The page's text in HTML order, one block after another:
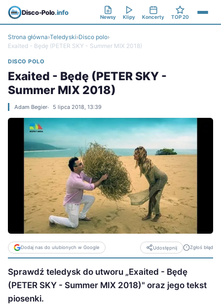
Disco-Polo.info
Newsy Klipy Koncerty TOP 20
Strona główna›Teledyski›Disco polo›
Exaited - Będę (PETER SKY - Summer MIX 2018)
DISCO POLO
Exaited - Będę (PETER SKY -
Summer MIX 2018)
Adam Begier 5 lipca 2018, 13:39
Dodaj nas do ulubionych w Google Udostępnij Zgłoś błąd
Sprawdź teledysk do utworu „Exaited - Będę
(PETER SKY - Summer MIX 2018)" oraz jego tekst
piosenki.